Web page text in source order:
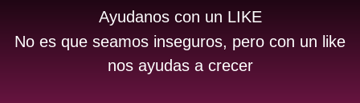
Ayudanos con un LIKE
No es que seamos inseguros, pero con un like
nos ayudas a crecer